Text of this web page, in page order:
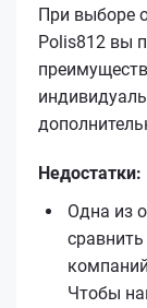
При выборе
Polis812 вы
Недостатки:
Одна из
Чтобы